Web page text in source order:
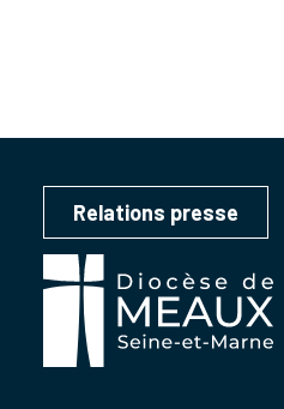
Relations presse